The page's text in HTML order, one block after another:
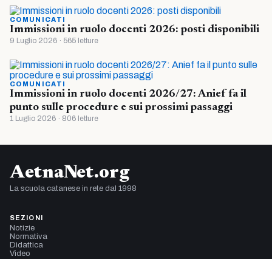
COMUNICATI
Immissioni in ruolo docenti 2026: posti disponibili
9 Luglio 2026 · 565 letture
COMUNICATI
Immissioni in ruolo docenti 2026/27: Anief fa il
punto sulle procedure e sui prossimi passaggi
1 Luglio 2026 · 806 letture
AetnaNet.org
La scuola catanese in rete dal 1998
SEZIONI
Notizie
Normativa
Didattica
Video